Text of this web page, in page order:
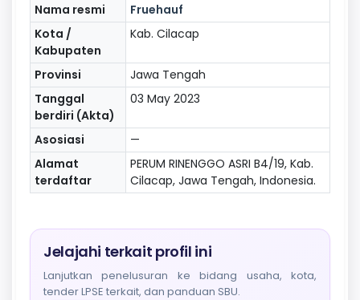
Nama resmi
Fruehauf
Kota /
Kabupaten
Kab. Cilacap
Provinsi
Jawa Tengah
Tanggal
berdiri (Akta)
03 May 2023
Asosiasi
—
Alamat
terdaftar
PERUM RINENGGO ASRI B4/19, Kab.
Cilacap, Jawa Tengah, Indonesia.
Jelajahi terkait profil ini
Lanjutkan penelusuran ke bidang usaha, kota,
tender LPSE terkait, dan panduan SBU.